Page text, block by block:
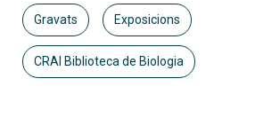
Gravats Exposicions
CRAI Biblioteca de Biologia